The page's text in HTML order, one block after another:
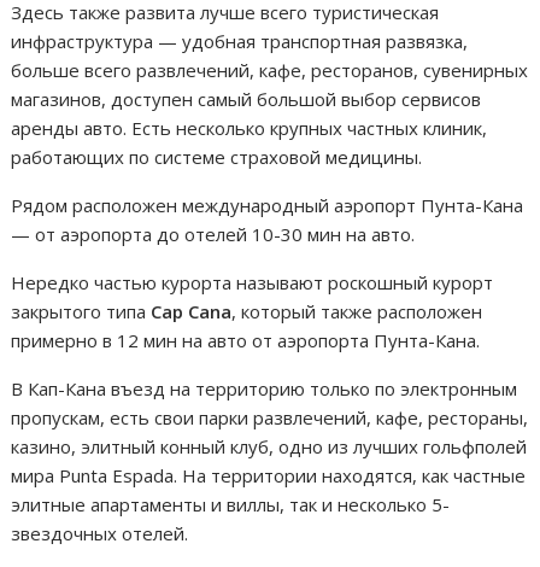
Здесь также развита лучше всего туристическая
инфраструктура — удобная транспортная развязка,
больше всего развлечений, кафе, ресторанов, сувенирных
магазинов, доступен самый большой выбор сервисов
аренды авто. Есть несколько крупных частных клиник,
работающих по системе страховой медицины.
Рядом расположен международный аэропорт Пунта-Кана
— от аэропорта до отелей 10-30 мин на авто.
Нередко частью курорта называют роскошный курорт
закрытого типа Cap Cana, который также расположен
примерно в 12 мин на авто от аэропорта Пунта-Кана.
В Кап-Кана въезд на территорию только по электронным
пропускам, есть свои парки развлечений, кафе, рестораны,
казино, элитный конный клуб, одно из лучших гольфполей
мира Punta Espada. На территории находятся, как частные
элитные апартаменты и виллы, так и несколько 5-
звездочных отелей.